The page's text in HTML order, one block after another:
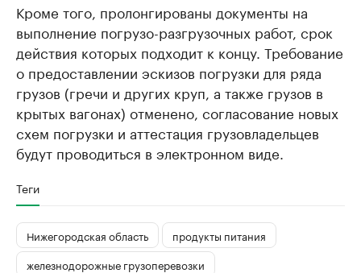
Кроме того, пролонгированы документы на
выполнение погрузо-разгрузочных работ, срок
действия которых подходит к концу. Требование
о предоставлении эскизов погрузки для ряда
грузов (гречи и других круп, а также грузов в
крытых вагонах) отменено, согласование новых
схем погрузки и аттестация грузовладельцев
будут проводиться в электронном виде.
Теги
Нижегородская область
продукты питания
железнодорожные грузоперевозки